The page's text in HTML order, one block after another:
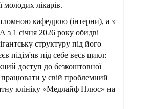
молодих лікарів.
кафедрою (інтерни), а з
з 1 січня 2026 року обидві
структуру під його
підім'яв під себе весь цикл:
доступ до безкоштовної
у свій проблемний
клініку «Медлайф Плюс» на